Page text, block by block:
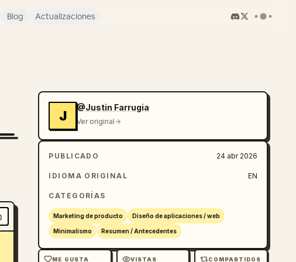
Blog Actualizaciones
J
@Justin Farrugia
Ver original
PUBLICADO 24 abr 2026
IDIOMA ORIGINAL EN
CATEGORÍAS
Marketing de producto Diseño de aplicaciones / web
Minimalismo Resumen / Antecedentes
ME GUSTA VISTAS COMPARTIDOS